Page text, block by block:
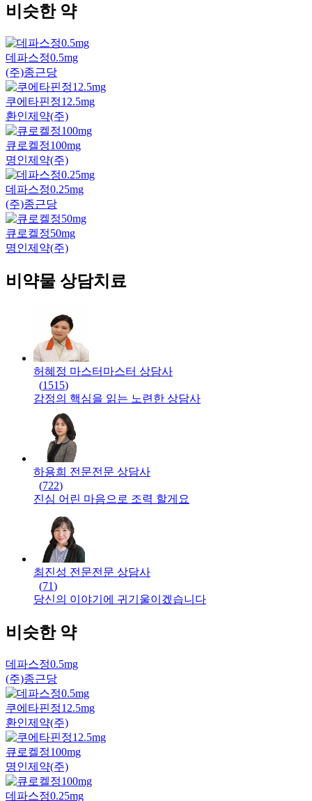
비슷한 약
데파스정0.5mg
(주)종근당
쿠에타핀정12.5mg
환인제약(주)
큐로켈정100mg
명인제약(주)
데파스정0.25mg
(주)종근당
큐로켈정50mg
명인제약(주)
비약물 상담치료
허혜정 마스터 마스터 상담사
(1515)
감정의 핵심을 읽는 노련한 상담사
하용희 전문전문 상담사
(722)
진심 어린 마음으로 조력 할게요
최진성 전문전문 상담사
(71)
당신의 이야기에 귀기울이겠습니다
비슷한 약
데파스정0.5mg
(주)종근당
쿠에타핀정12.5mg
환인제약(주)
큐로켈정100mg
명인제약(주)
데파스정0.25mg